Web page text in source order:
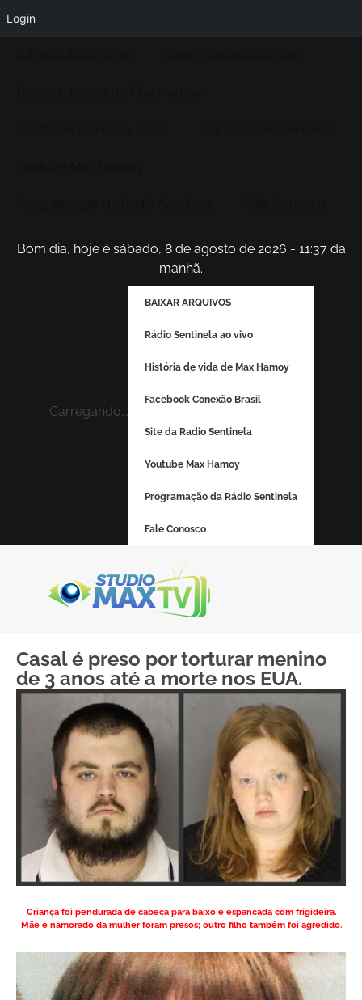
Bom dia, hoje é sábado, 8 de agosto de 2026 - 11:37 da
manhã.
Carregando...
BAIXAR ARQUIVOS
Rádio Sentinela ao vivo
História de vida de Max Hamoy
Facebook Conexão Brasil
Site da Radio Sentinela
Youtube Max Hamoy
Programação da Rádio Sentinela
Fale Conosco
Casal é preso por torturar menino
de 3 anos até a morte nos EUA.
Criança foi pendurada de cabeça para baixo e espancada com frigideira.
Mãe e namorado da mulher foram presos; outro filho também foi agredido.
Login